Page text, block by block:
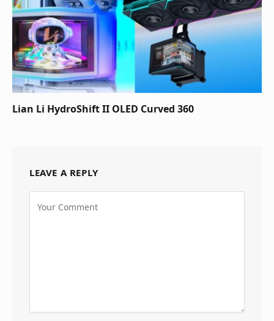
Lian Li HydroShift II OLED Curved 360
LEAVE A REPLY